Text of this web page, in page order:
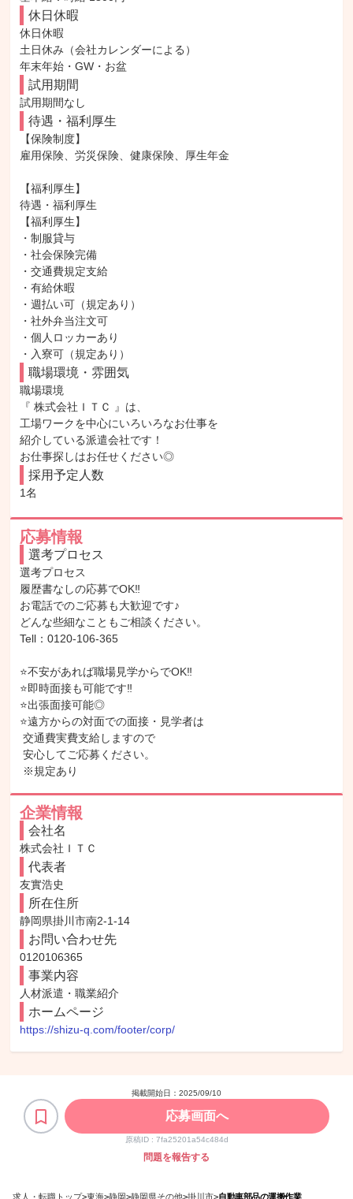
休日休暇
休日休暇
土日休み（会社カレンダーによる）
年末年始・GW・お盆
試用期間
試用期間なし
待遇・福利厚生
【保険制度】
雇用保険、労災保険、健康保険、厚生年金
【福利厚生】
待遇・福利厚生
【福利厚生】
・制服貸与
・社会保険完備
・交通費規定支給
・有給休暇
・週払い可（規定あり）
・社外弁当注文可
・個人ロッカーあり
・入寮可（規定あり）
職場環境・雰囲気
職場環境
『 株式会社ＩＴＣ 』は、
工場ワークを中心にいろいろなお仕事を
紹介している派遣会社です！
お仕事探しはお任せください◎
採用予定人数
1名
応募情報
選考プロセス
選考プロセス
履歴書なしの応募でOK‼
お電話でのご応募も大歓迎です♪
どんな些細なこともご相談ください。
Tell：0120-106-365
⭐不安があれば職場見学からでOK‼
⭐即時面接も可能です‼
⭐出張面接可能◎
⭐遠方からの対面での面接・見学者は
※規定あり
企業情報
会社名
株式会社ＩＴＣ
代表者
友實浩史
所在住所
静岡県掛川市南2-1-14
お問い合わせ先
0120106365
事業内容
人材派遣・職業紹介
ホームページ
https://shizu-q.com/footer/corp/
掲載開始日： 2025/09/10
応募画面へ
原稿ID : 7fa25201a54c484d
問題を報告する
求人・転職トップ>東海>静岡>静岡県その他>掛川市>自動車部品の運搬作業